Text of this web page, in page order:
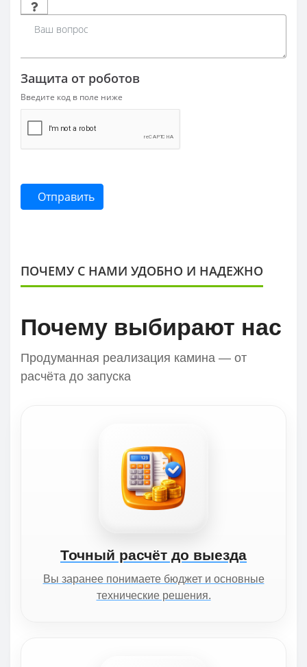
Защита от роботов
Введите код в поле ниже
Отправить
ПОЧЕМУ С НАМИ УДОБНО И НАДЕЖНО
Почему выбирают нас
Продуманная реализация камина — от
расчёта до запуска
Точный расчёт до выезда
Вы заранее понимаете бюджет и основные
технические решения.